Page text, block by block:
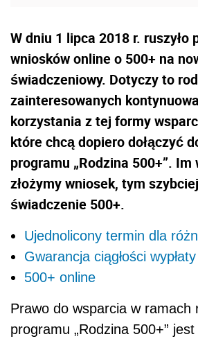
W dniu 1 lipca 2018 r. ruszyło
wniosków online o 500+ na
świadczeniowy. Dotyczy to
zainteresowanych
korzystania z tej formy
które chcą dopiero dołączyć
programu „Rodzina 500+”. Im
złożymy wniosek, tym
świadczenie 500+.
Ujednolicony termin dla
Gwarancja ciągłości
500+ online
Prawo do wsparcia w ramach
programu „Rodzina 500+”